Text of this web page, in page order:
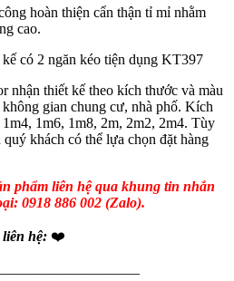
hoàn thiện cẩn thận tỉ mỉ nhằm
cao.
nhận thiết kế theo kích thước và màu
gian chung cư, nhà phố. Kích
1m6, 1m8, 2m, 2m2, 2m4. Tùy
khách có thể lựa chọn đặt hàng
phẩm liên hệ qua khung tin nhắn
0918 886 002 (Zalo).
hệ: ❤️